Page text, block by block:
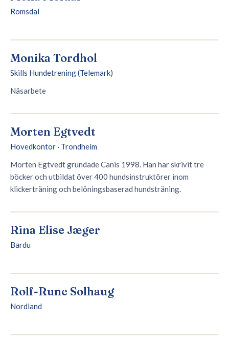
Romsdal
Monika Tordhol
Skills Hundetrening (Telemark)
Näsarbete
Morten Egtvedt
Hovedkontor · Trondheim
Morten Egtvedt grundade Canis 1998. Han har skrivit tre
böcker och utbildat över 400 hundsinstruktörer inom
klickerträning och belöningsbaserad hundsträning.
Rina Elise Jæger
Bardu
Rolf-Rune Solhaug
Nordland